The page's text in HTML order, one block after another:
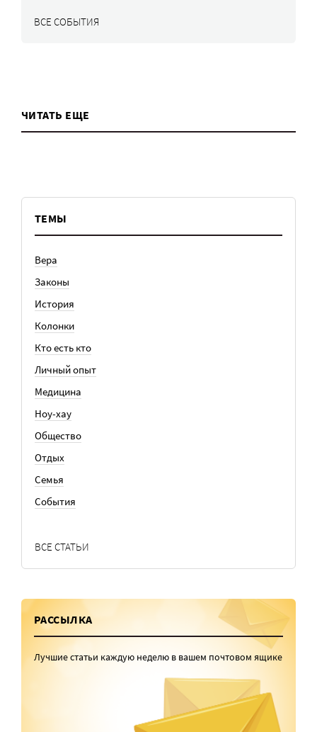
ВСЕ СОБЫТИЯ
ЧИТАТЬ ЕЩЕ
ТЕМЫ
Вера
Законы
История
Колонки
Кто есть кто
Личный опыт
Медицина
Ноу-хау
Общество
Отдых
Семья
События
ВСЕ СТАТЬИ
РАССЫЛКА
Лучшие статьи каждую неделю в вашем почтовом ящике